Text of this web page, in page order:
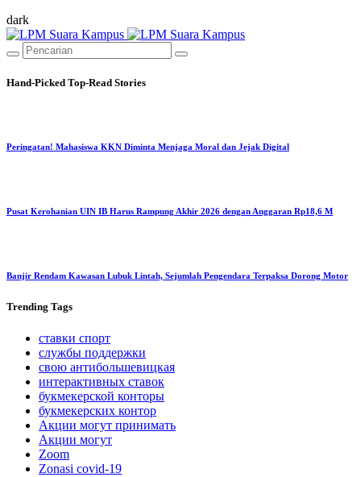
dark
Hand-Picked Top-Read Stories
Peringatan! Mahasiswa KKN Diminta Menjaga Moral dan Jejak Digital
Pusat Kerohanian UIN IB Harus Rampung Akhir 2026 dengan Anggaran Rp18,6 M
Banjir Rendam Kawasan Lubuk Lintah, Sejumlah Pengendara Terpaksa Dorong Motor
Trending Tags
ставки спорт
службы поддержки
свою антибольшевицкая
интерактивных ставок
букмекерской конторы
букмекерских контор
Акции могут принимать
Акции могут
Zoom
Zonasi covid-19